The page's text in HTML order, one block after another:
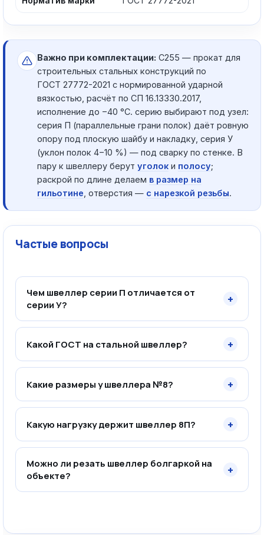
Важно при комплектации: С255 — прокат для
строительных стальных конструкций по
ГОСТ 27772-2021 с нормированной ударной
вязкостью, расчёт по СП 16.13330.2017,
исполнение до −40 °C. серию выбирают под узел:
серия П (параллельные грани полок) даёт ровную
опору под плоскую шайбу и накладку, серия У
(уклон полок 4−10 %) — под сварку по стенке. В
пару к швеллеру берут уголок и полосу;
раскрой по длине делаем в размер на
гильотине , отверстия — с нарезкой резьбы.
Частые вопросы
Чем швеллер серии П отличается от
серии У?
+
Какой ГОСТ на стальной швеллер? +
Какие размеры у швеллера №8? +
Какую нагрузку держит швеллер 8П? +
Можно ли резать швеллер болгаркой на
объекте?
+